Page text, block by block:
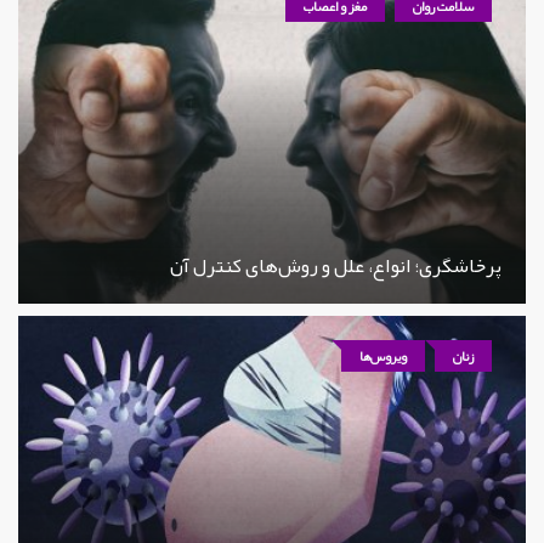
سلامت روان مغز و اعصاب
پرخاشگری؛ انواع، علل و روش‌های کنترل آن
زنان ویروس‌ها